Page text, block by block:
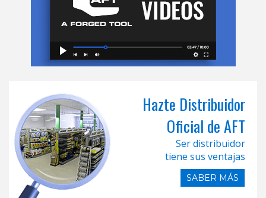
Hazte Distribuidor
Oficial de AFT
Ser distribuidor
tiene sus ventajas
SABER MÁS